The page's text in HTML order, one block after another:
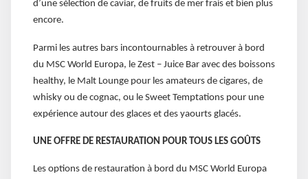
d’une sélection de caviar, de fruits de mer frais et bien plus
encore.
Parmi les autres bars incontournables à retrouver à bord
du MSC World Europa, le Zest – Juice Bar avec des boissons
healthy, le Malt Lounge pour les amateurs de cigares, de
whisky ou de cognac, ou le Sweet Temptations pour une
expérience autour des glaces et des yaourts glacés.
UNE OFFRE DE RESTAURATION POUR TOUS LES GOÛTS
Les options de restauration à bord du MSC World Europa